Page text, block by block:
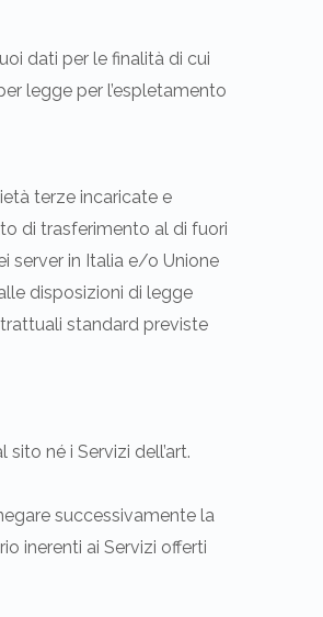
dati per le finalità di cui
legge per l’espletamento
terze incaricate e
di trasferimento al di fuori
server in Italia e/o Unione
disposizioni di legge
standard previste
né i Servizi dell’art.
successivamente la
inerenti ai Servizi offerti